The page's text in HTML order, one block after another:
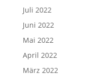
Juli 2022
Juni 2022
Mai 2022
April 2022
März 2022